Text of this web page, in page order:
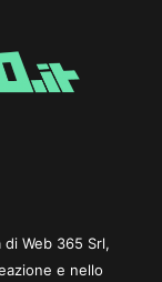
Web 365 Srl,
e nello